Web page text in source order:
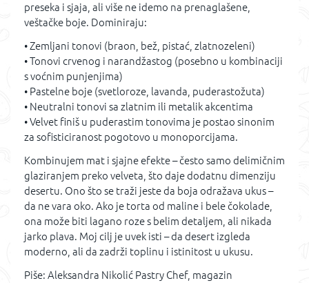
preseka i sjaja, ali više ne idemo na prenaglašene,
veštačke boje. Dominiraju:
• Zemljani tonovi (braon, bež, pistać, zlatnozeleni)
• Tonovi crvenog i narandžastog (posebno u kombinaciji
s voćnim punjenjima)
• Pastelne boje (svetloroze, lavanda, puderastožuta)
• Neutralni tonovi sa zlatnim ili metalik akcentima
• Velvet finiš u puderastim tonovima je postao sinonim
za sofisticiranost pogotovo u monoporcijama.
Kombinujem mat i sjajne efekte – često samo delimičnim
glaziranjem preko velveta, što daje dodatnu dimenziju
desertu. Ono što se traži jeste da boja odražava ukus –
da ne vara oko. Ako je torta od maline i bele čokolade,
ona može biti lagano roze s belim detaljem, ali nikada
jarko plava. Moj cilj je uvek isti – da desert izgleda
moderno, ali da zadrži toplinu i istinitost u ukusu.
Piše: Aleksandra Nikolić Pastry Chef, magazin